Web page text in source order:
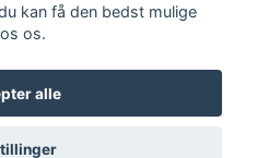
love.dk
kan få den bedst mulige
os.
alle